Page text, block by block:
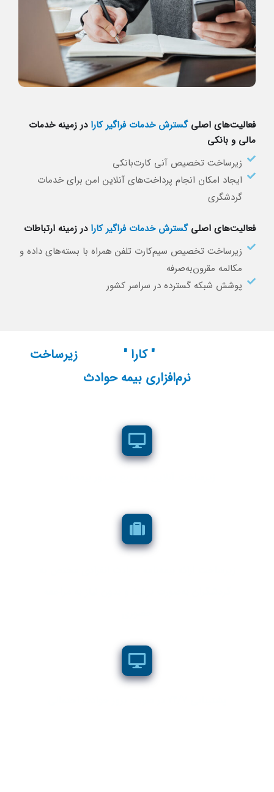
فعالیت‌های اصلیگسترش خدمات فراگیر کارادر زمینه خدمات
مالی و بانکی
زیر‌ساخت تخصیص آنی کارت‌بانکی
ایجاد امکان انجام پرداخت‌های آنلاین امن برای خدمات
گردشگری​
فعالیت‌های اصلیگسترش خدمات فراگیر کارادر زمینه ارتباطات
زیر‌ساخت تخصیص سیم‌کارت‌ تلفن همراه با بسته‌های داده و
مکالمه مقرون‌به‌صرفه
پوشش شبکه گسترده در سراسر کشور
" کارا " در زمینهزیر‌ساخت
نرم‌افزاری بیمه حوادث